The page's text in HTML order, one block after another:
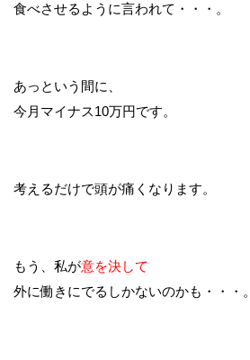
食べさせるように言われて・・・。
あっという間に、
今月マイナス10万円です。
考えるだけで頭が痛くなります。
もう、私が意を決して
外に働きにでるしかないのかも・・・。